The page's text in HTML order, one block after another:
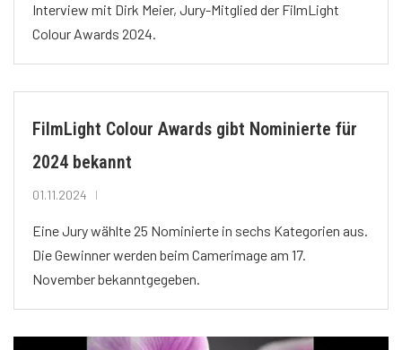
Interview mit Dirk Meier, Jury-Mitglied der FilmLight
Colour Awards 2024.
FilmLight Colour Awards gibt Nominierte für
2024 bekannt
01.11.2024
Eine Jury wählte 25 Nominierte in sechs Kategorien aus.
Die Gewinner werden beim Camerimage am 17.
November bekanntgegeben.